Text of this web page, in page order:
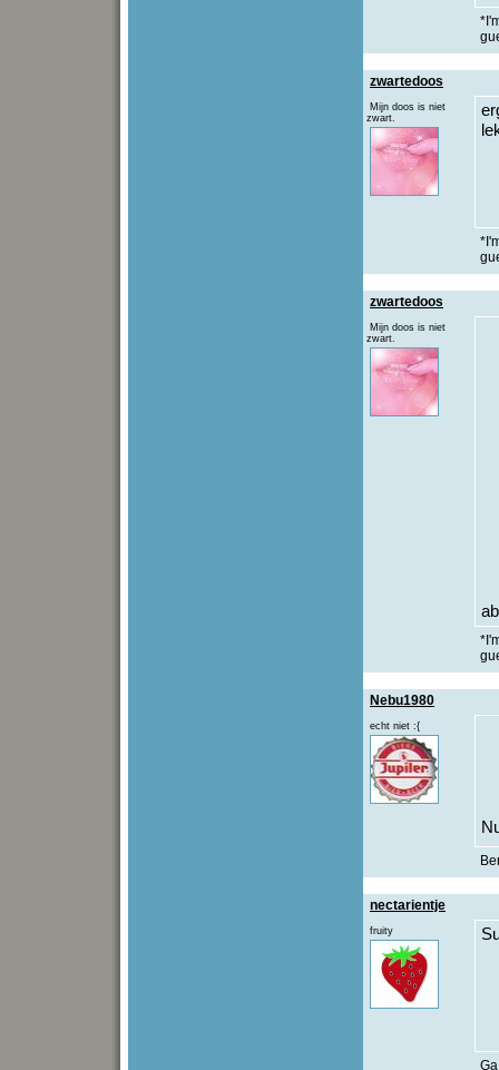
zwartedoos
Mijn doos is niet
zwart.
zwartedoos
Mijn doos is niet
zwart.
Nebu1980
echt niet :{
nectarientje
fruity